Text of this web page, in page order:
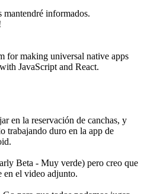
mantendré informados.
for making universal native apps
JavaScript and React.
en la reservación de canchas, y
trabajando duro en la app de
Beta - Muy verde) pero creo que
en el video adjunto.